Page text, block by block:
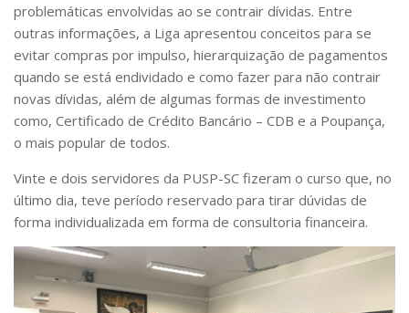
Administrativo e Financeiro
Segurança e Acessos
Obras e Manutenção
Transporte, Moradia e Alimentação
Promoção Social
Resíduos Químicos
Creche e Pré-Escola
Comunicação e Informática
problemáticas envolvidas ao se contrair dívidas. Entre
outras informações, a Liga apresentou conceitos para se
evitar compras por impulso, hierarquização de pagamentos
quando se está endividado e como fazer para não contrair
novas dívidas, além de algumas formas de investimento
como, Certificado de Crédito Bancário – CDB e a Poupança,
o mais popular de todos.
Vinte e dois servidores da PUSP-SC fizeram o curso que, no
último dia, teve período reservado para tirar dúvidas de
forma individualizada em forma de consultoria financeira.